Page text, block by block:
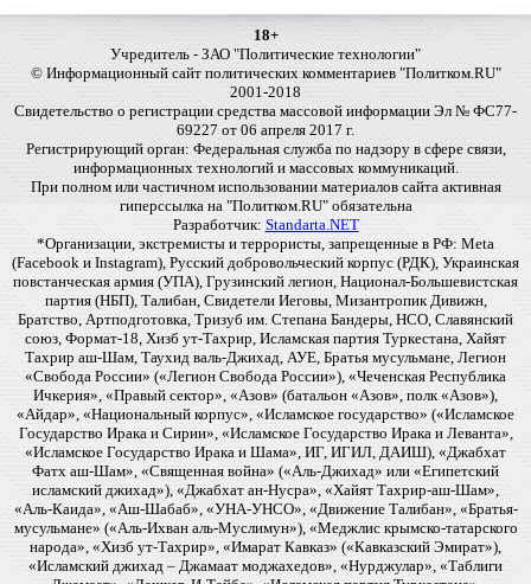
18+
Учредитель - ЗАО "Политические технологии"
© Информационный сайт политических комментариев "Политком.RU"
2001-2018
Свидетельство о регистрации средства массовой информации Эл № ФС77-
69227 от 06 апреля 2017 г.
Регистрирующий орган: Федеральная служба по надзору в сфере связи,
информационных технологий и массовых коммуникаций.
При полном или частичном использовании материалов сайта активная
гиперссылка на "Политком.RU" обязательна
Разработчик: Standarta.NET
*Организации, экстремисты и террористы, запрещенные в РФ: Meta
(Facebook и Instagram), Русский добровольческий корпус (РДК), Украинская
повстанческая армия (УПА), Грузинский легион, Национал-Большевистская
партия (НБП), Талибан, Свидетели Иеговы, Мизантропик Дивижн,
Братство, Артподготовка, Тризуб им. Степана Бандеры, НСО, Славянский
союз, Формат-18, Хизб ут-Тахрир, Исламская партия Туркестана, Хайят
Тахрир аш-Шам, Таухид валь-Джихад, АУЕ, Братья мусульмане, Легион
«Свобода России» («Легион Свобода России»), «Чеченская Республика
Ичкерия», «Правый сектор», «Азов» (батальон «Азов», полк «Азов»),
«Айдар», «Национальный корпус», «Исламское государство» («Исламское
Государство Ирака и Сирии», «Исламское Государство Ирака и Леванта»,
«Исламское Государство Ирака и Шама», ИГ, ИГИЛ, ДАИШ), «Джабхат
Фатх аш-Шам», «Священная война» («Аль-Джихад» или «Египетский
исламский джихад»), «Джабхат ан-Нусра», «Хайят Тахрир-аш-Шам»,
«Аль-Каида», «Аш-Шабаб», «УНА-УНСО», «Движение Талибан», «Братья-
мусульмане» («Аль-Ихван аль-Муслимун»), «Меджлис крымско-татарского
народа», «Хизб ут-Тахрир», «Имарат Кавказ» («Кавказский Эмират»),
«Исламский джихад – Джамаат моджахедов», «Нурджулар», «Таблиги